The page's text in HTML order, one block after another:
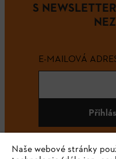
S
E-MAILOVÁ
Naše webové stránky